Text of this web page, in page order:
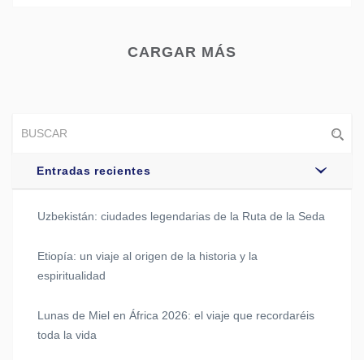
CARGAR MÁS
Entradas recientes
Uzbekistán: ciudades legendarias de la Ruta de la Seda
Etiopía: un viaje al origen de la historia y la
espiritualidad
Lunas de Miel en África 2026: el viaje que recordaréis
toda la vida